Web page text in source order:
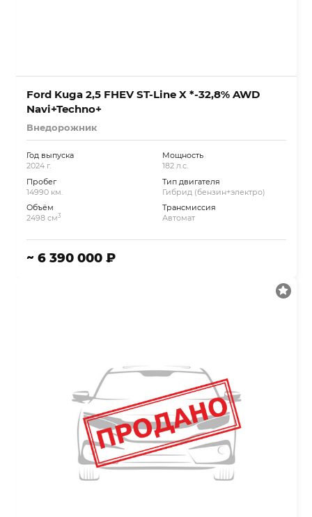
Ford Kuga 2,5 FHEV ST-Line X *-32,8% AWD
Navi+Techno+
Внедорожник
Год выпуска
2024 г.
Пробег
14990 км.
Объём
2498 см3
Мощность
182 л.с.
Тип двигателя
Гибрид (бензин+электро)
Трансмиссия
Автомат
~ 6 390 000 ₽